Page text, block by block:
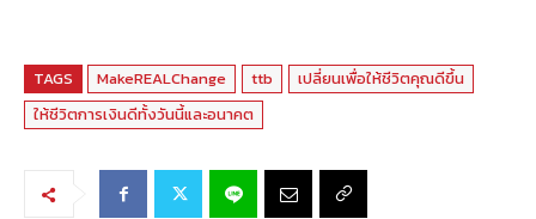
TAGS MakeREALChange ttb
เปลี่ยนเพื่อให้ชีวิตคุณดีขึ้น
ให้ชีวิตการเงินดีทั้งวันนี้และอนาคต